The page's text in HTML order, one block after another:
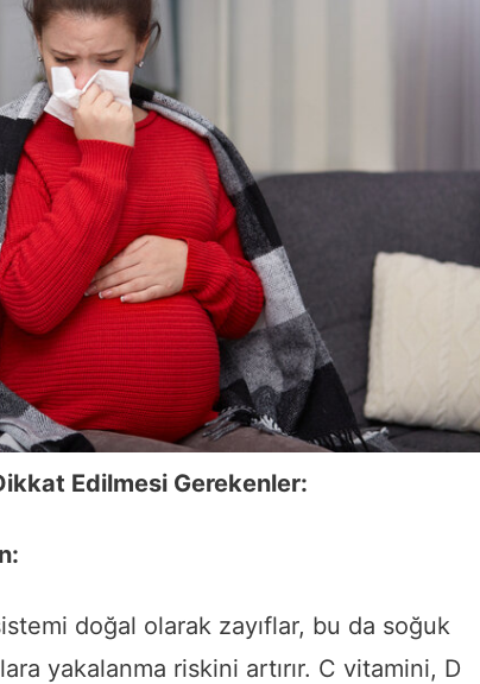
Edilmesi Gerekenler:
doğal olarak zayıflar, bu da soğuk
yakalanma riskini artırır. C vitamini, D